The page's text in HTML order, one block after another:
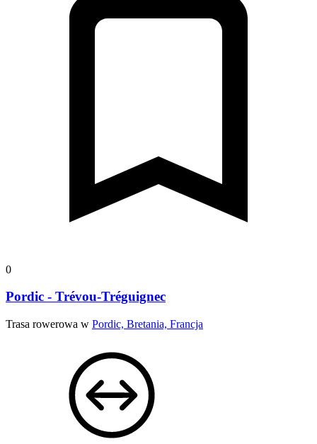
0
Pordic - Trévou-Tréguignec
Trasa rowerowa w Pordic, Bretania, Francja